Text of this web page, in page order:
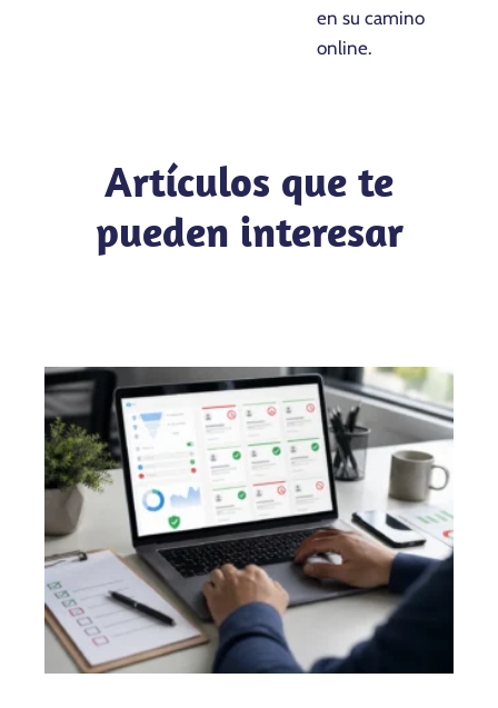
en su camino
online.
Artículos que te
pueden interesar